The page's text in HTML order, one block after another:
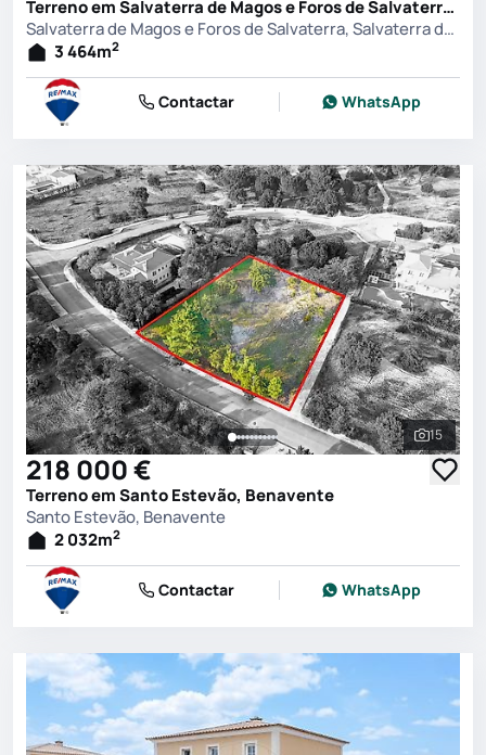
Terreno em Salvaterra de Magos e Foros de Salvaterra, Salvaterra de Magos
Salvaterra de Magos e Foros de Salvaterra, Salvaterra de Magos
3 464m2
Contactar WhatsApp
Ver
15
218 000 €
Terreno em Santo Estevão, Benavente
Santo Estevão, Benavente
2 032m2
Contactar WhatsApp